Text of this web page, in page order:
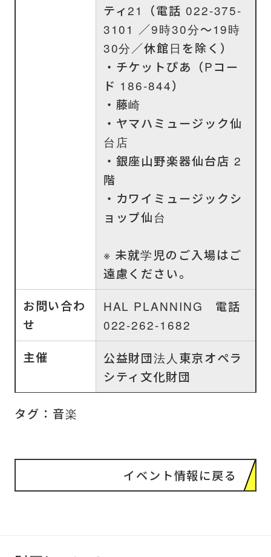
ティ21（電話 022-375-
3101 ／9時30分～19時
30分／休館日を除く）
・チケットぴあ（Pコー
ド 186-844）
・藤崎
・ヤマハミュージック仙
台店
・銀座山野楽器仙台店 2
階
・カワイミュージックシ
ョップ仙台
※ 未就学児のご入場はご
遠慮ください。
お問い合わ
せ
HAL PLANNING 電話
022-262-1682
主催
公益財団法人東京オペラ
シティ文化財団
タグ： 音楽
イベント情報に戻る